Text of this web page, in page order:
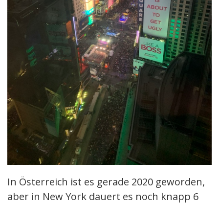
In Österreich ist es gerade 2020 geworden,
aber in New York dauert es noch knapp 6